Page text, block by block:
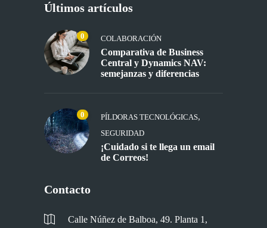
Últimos artículos
0 COLABORACIÓN
Comparativa de Business
Central y Dynamics NAV:
semejanzas y diferencias
0 PÍLDORAS TECNOLÓGICAS,
SEGURIDAD
¡Cuidado si te llega un email
de Correos!
Contacto
Calle Núñez de Balboa, 49. Planta 1,